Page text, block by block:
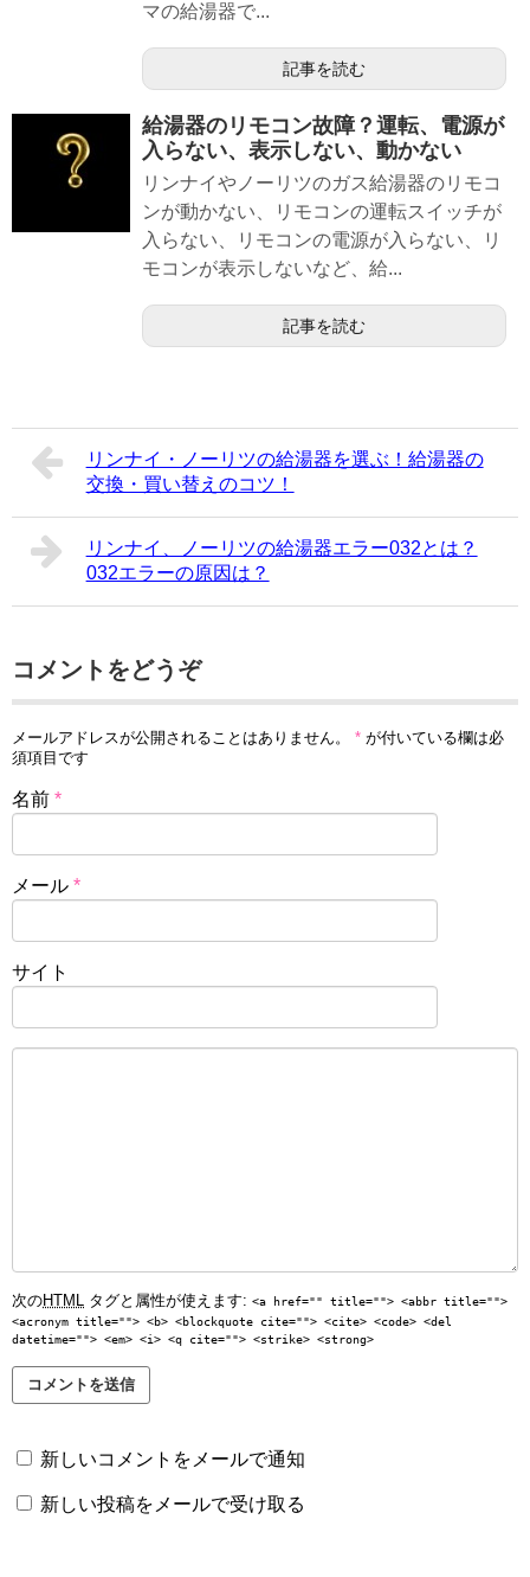
マの給湯器で...
記事を読む
給湯器のリモコン故障？運転、電源が
入らない、表示しない、動かない
リンナイやノーリツのガス給湯器のリモコ
ンが動かない、リモコンの運転スイッチが
入らない、リモコンの電源が入らない、リ
モコンが表示しないなど、給...
記事を読む
リンナイ・ノーリツの給湯器を選ぶ！給湯器の
交換・買い替えのコツ！
リンナイ、ノーリツの給湯器エラー032とは？
032エラーの原因は？
コメントをどうぞ
メールアドレスが公開されることはありません。 * が付いている欄は必
須項目です
名前 *
メール *
サイト
次のHTML タグと属性が使えます: <a href="" title=""> <abbr title="">
<acronym title=""> <b> <blockquote cite=""> <cite> <code> <del
datetime=""> <em> <i> <q cite=""> <strike> <strong>
新しいコメントをメールで通知
新しい投稿をメールで受け取る